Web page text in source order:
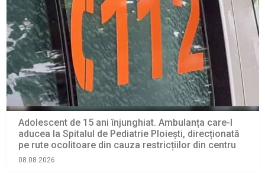
Adolescent de 15 ani înjunghiat. Ambulanța care-l
aducea la Spitalul de Pediatrie Ploiești, direcționată
pe rute ocolitoare din cauza restricțiilor din centru
08.08.2026